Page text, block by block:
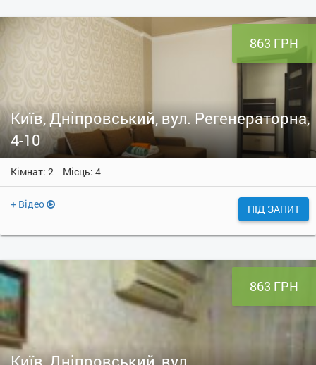
863 ГРН
Київ, Дніпровський, вул. Регенераторна,
4-10
Кімнат: 2 Місць: 4
+ Відео ПІД ЗАПИТ
863 ГРН